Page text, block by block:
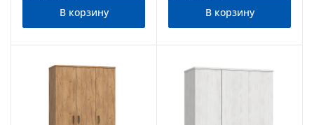
В корзину
В корзину